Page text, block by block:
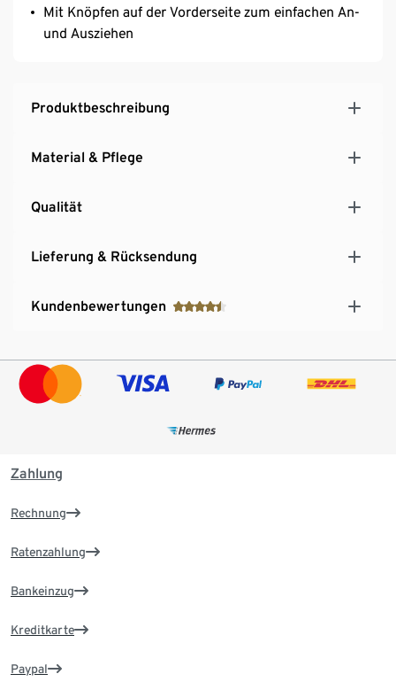
Mit Knöpfen auf der Vorderseite zum einfachen An-
und Ausziehen
Produktbeschreibung
Material & Pflege
Qualität
Lieferung & Rücksendung
Kundenbewertungen
Zahlung
Rechnung
Ratenzahlung
Bankeinzug
Kreditkarte
Paypal